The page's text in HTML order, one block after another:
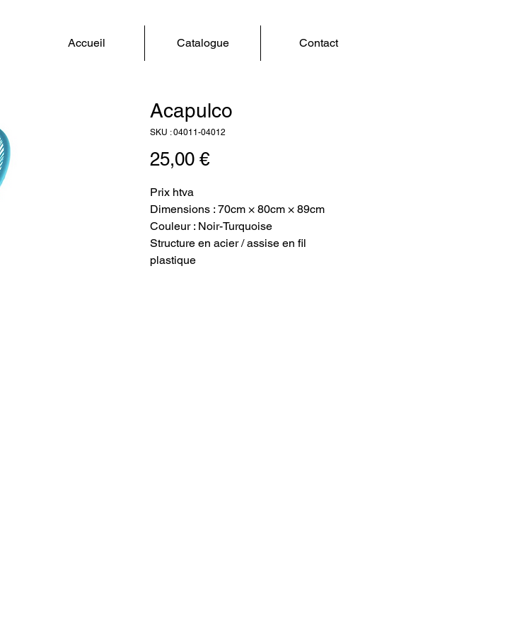
Accueil Catalogue Contact
Acapulco
SKU : 04011-04012
25,00 €Prix
Prix htva
Dimensions : 70cm × 80cm × 89cm
Couleur : Noir-Turquoise
Structure en acier / assise en fil
plastique